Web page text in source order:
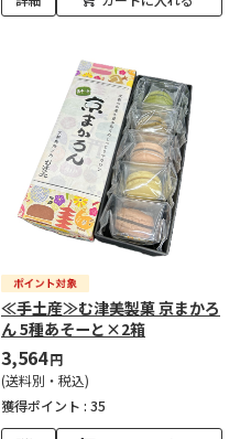
≪手土産≫む津美製菓 京まかろ
ん 5種あそーと×2箱
3,564円
(送料別・税込)
獲得ポイント : 35